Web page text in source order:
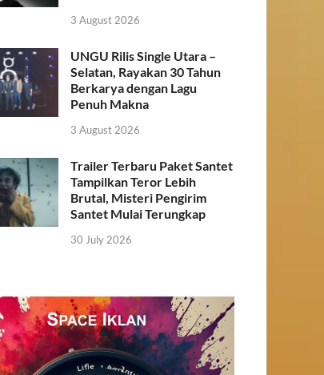
3 August 2026
UNGU Rilis Single Utara –
Selatan, Rayakan 30 Tahun
Berkarya dengan Lagu
Penuh Makna
3 August 2026
Trailer Terbaru Paket Santet
Tampilkan Teror Lebih
Brutal, Misteri Pengirim
Santet Mulai Terungkap
30 July 2026